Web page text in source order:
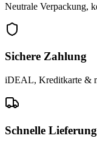
Neutrale Verpackung,
Sichere Zahlung
iDEAL, Kreditkarte &
Schnelle Lieferung